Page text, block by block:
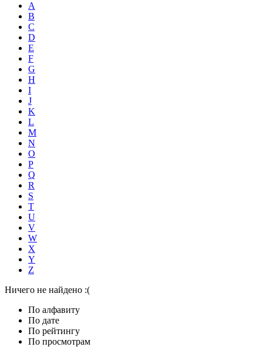
A
B
C
D
E
F
G
H
I
J
K
L
M
N
O
P
Q
R
S
T
U
V
W
X
Y
Z
Ничего не найдено :(
По алфавиту
По дате
По рейтингу
По просмотрам